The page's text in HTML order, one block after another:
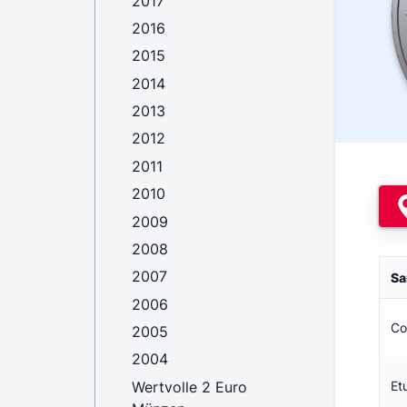
2016
2015
2014
2013
2012
2011
2010
2009
2008
2007
2006
2005
2004
Wertvolle 2 Euro